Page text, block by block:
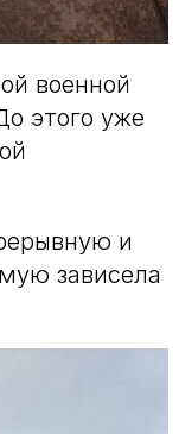
военной
этого уже
и
зависела